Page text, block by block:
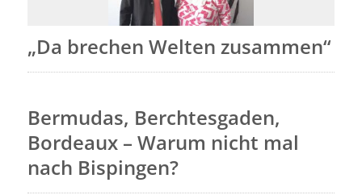
„Da brechen Welten zusammen“
Bermudas, Berchtesgaden,
Bordeaux – Warum nicht mal
nach Bispingen?